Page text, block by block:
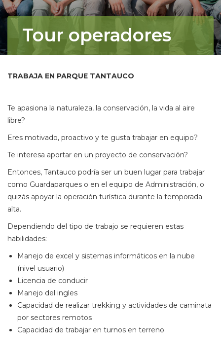
Tour operadores
TRABAJA EN PARQUE TANTAUCO
Te apasiona la naturaleza, la conservación, la vida al aire
libre?
Eres motivado, proactivo y te gusta trabajar en equipo?
Te interesa aportar en un proyecto de conservación?
Entonces, Tantauco podría ser un buen lugar para trabajar
como Guardaparques o en el equipo de Administración, o
quizás apoyar la operación turística durante la temporada
alta.
Dependiendo del tipo de trabajo se requieren estas
habilidades:
Manejo de excel y sistemas informáticos en la nube
(nivel usuario)
Licencia de conducir
Manejo del ingles
Capacidad de realizar trekking y actividades de caminata
por sectores remotos
Capacidad de trabajar en turnos en terreno.